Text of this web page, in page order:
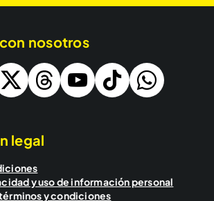
nosotros
legal
y uso de información personal
y condiciones